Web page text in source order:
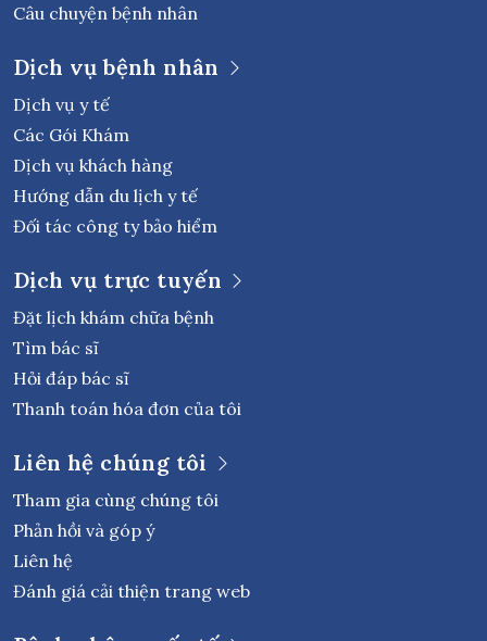
Câu chuyện bệnh nhân
Dịch vụ bệnh nhân
Dịch vụ y tế
Các Gói Khám
Dịch vụ khách hàng
Hướng dẫn du lịch y tế
Đối tác công ty bảo hiểm
Dịch vụ trực tuyến
Đặt lịch khám chữa bệnh
Tìm bác sĩ
Hỏi đáp bác sĩ
Thanh toán hóa đơn của tôi
Liên hệ chúng tôi
Tham gia cùng chúng tôi
Phản hồi và góp ý
Liên hệ
Đánh giá cải thiện trang web